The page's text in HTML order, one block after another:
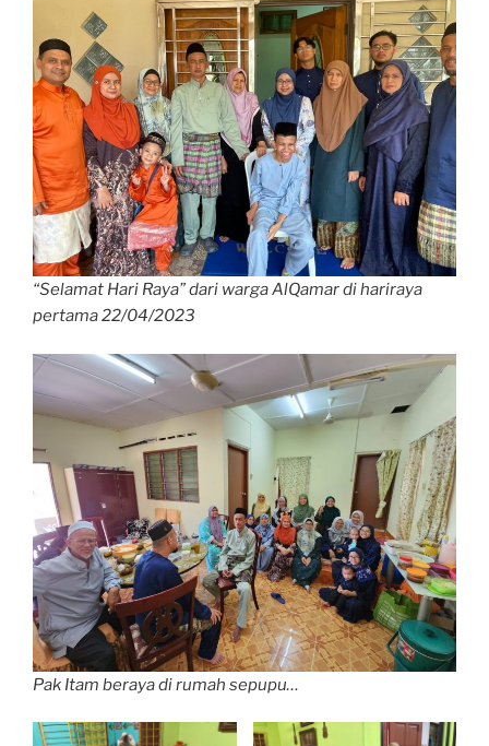
“Selamat Hari Raya” dari warga AlQamar di hariraya
pertama 22/04/2023
Pak Itam beraya di rumah sepupu…